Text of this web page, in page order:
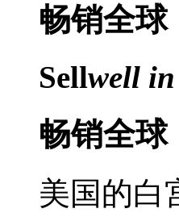
畅销全球
Sellwell
畅销全球
美国的白